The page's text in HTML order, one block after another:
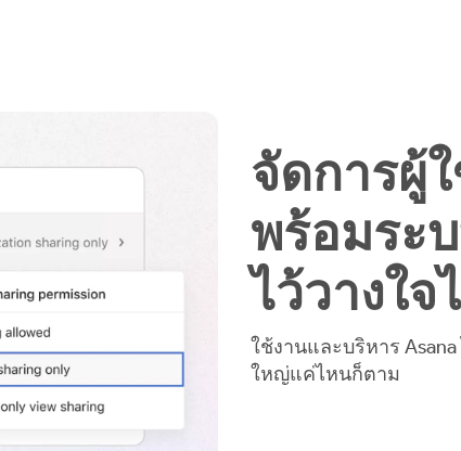
จัดการผู้
พร้อมระ
ไว้วางใจ
ใช้งานและบริหาร
ใหญ่แค่ไหนก็ตาม